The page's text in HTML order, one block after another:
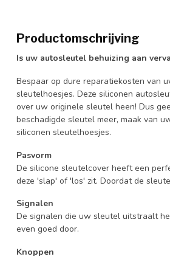
Productomschrijving
Is uw autosleutel behuizing aan
Bespaar op dure reparatiekosten van
sleutelhoesjes. Deze siliconen
over uw originele sleutel heen! Dus
beschadigde sleutel meer, maak van
siliconen sleutelhoesjes.
Pasvorm
De silicone sleutelcover heeft een
deze 'slap' of 'los' zit. Doordat de
Signalen
De signalen die uw sleutel uitstraalt
even goed door.
Knoppen